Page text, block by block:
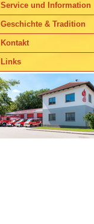
Service und Information
Geschichte & Tradition
Kontakt
Links